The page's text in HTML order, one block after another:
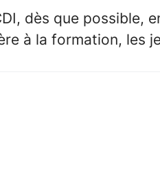
, dès que possible,
à la formation, les